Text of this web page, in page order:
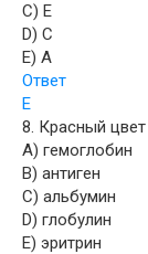
C) E
D) C
E) A
Ответ
E
8. Красный
A) гемоглобин
B) антиген
C) альбумин
D) глобулин
E) эритрин